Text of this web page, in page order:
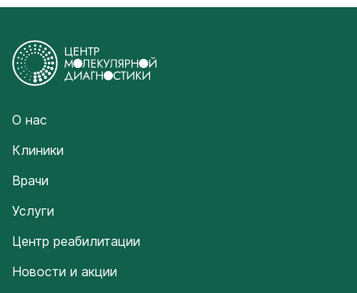
О нас
Клиники
Врачи
Услуги
Центр реабилитации
Новости и акции